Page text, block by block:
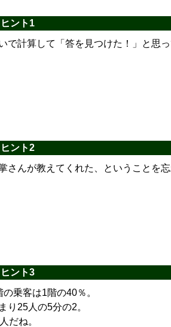
ヒント1
で計算して「答を見つけた！」と思
ヒント2
さんが教えてくれた、ということを忘
ヒント3
の乗客は1階の40％。
り25人の5分の2。
だね。